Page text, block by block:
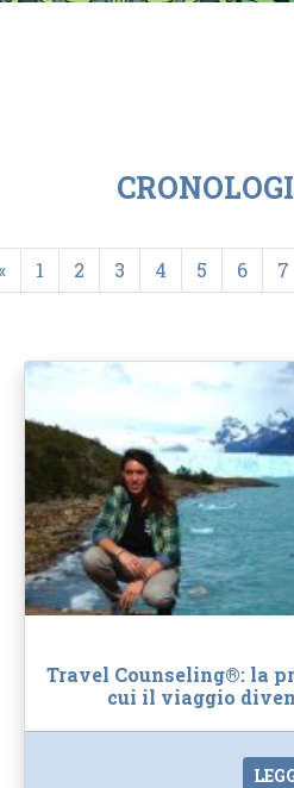
1 2 3 4 5 6 7
Travel Counseling®: la
cui il viaggio